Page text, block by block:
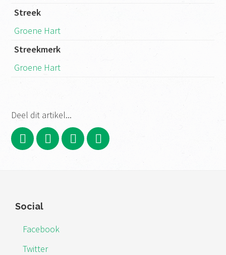
Streek
Groene Hart
Streekmerk
Groene Hart
Deel dit artikel...
Footer
Social
Facebook
Twitter